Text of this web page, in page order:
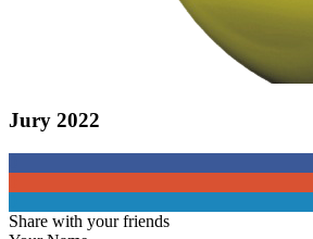
Jury 2022
Share with your friends